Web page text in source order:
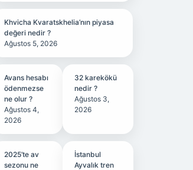
Khvicha Kvaratskhelia’nın piyasa
değeri nedir ?
Ağustos 5, 2026
Avans hesabı
ödenmezse
ne olur ?
Ağustos 4,
2026
32 karekökü
nedir ?
Ağustos 3,
2026
2025’te av
sezonu ne
İstanbul
Ayvalık tren